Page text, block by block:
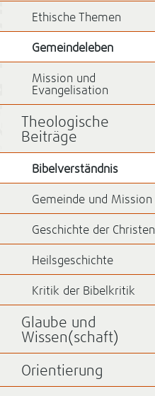
Ethische Themen
Gemeindeleben
Mission und
Evangelisation
Theologische
Beiträge
Bibelverständnis
Gemeinde und Mission
Geschichte der Christen
Heilsgeschichte
Kritik der Bibelkritik
Glaube und
Wissen(schaft)
Orientierung